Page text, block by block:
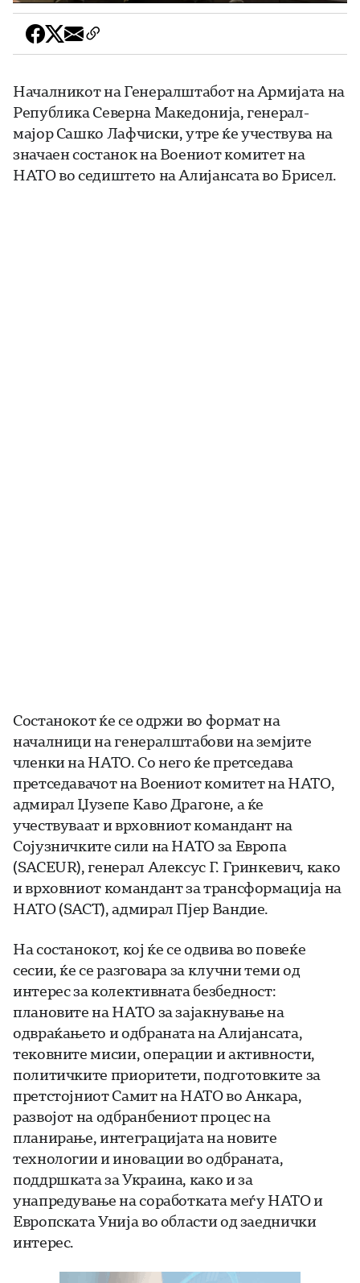
Началникот на Генералштабот на Армијата на
Република Северна Македонија, генерал-
мајор Сашко Лафчиски, утре ќе учествува на
значаен состанок на Воениот комитет на
НАТО во седиштето на Алијансата во Брисел.
Состанокот ќе се одржи во формат на
началници на генералштабови на земјите
членки на НАТО. Со него ќе претседава
претседавачот на Воениот комитет на НАТО,
адмирал Џузепе Каво Драгоне, а ќе
учествуваат и врховниот командант на
Сојузничките сили на НАТО за Европа
(SACEUR), генерал Алексус Г. Гринкевич, како
и врховниот командант за трансформација на
НАТО (SACT), адмирал Пјер Вандие.
На состанокот, кој ќе се одвива во повеќе
сесии, ќе се разговара за клучни теми од
интерес за колективната безбедност:
плановите на НАТО за зајакнување на
одвраќањето и одбраната на Алијансата,
тековните мисии, операции и активности,
политичките приоритети, подготовките за
претстојниот Самит на НАТО во Анкара,
развојот на одбранбениот процес на
планирање, интеграцијата на новите
технологии и иновации во одбраната,
поддршката за Украина, како и за
унапредување на соработката меѓу НАТО и
Европската Унија во области од заеднички
интерес.